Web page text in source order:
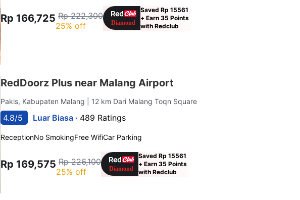
Rp 166,725 Rp 222,300
25% off
Saved Rp 15561
+ Earn 35 Points
with Redclub
RedDoorz Plus near Malang Airport
Pakis, Kabupaten Malang | 12 km Dari Malang Toqn Square
4.8/5 Luar Biasa · 489 Ratings
ReceptionNo SmokingFree WifiCar Parking
Rp 169,575 Rp 226,100
25% off
Saved Rp 15561
+ Earn 35 Points
with Redclub